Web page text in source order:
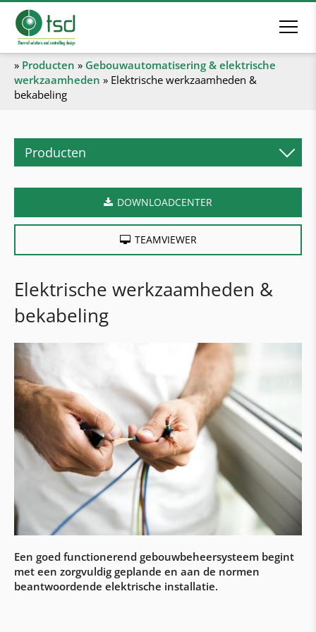
» Producten » Gebouwautomatisering & elektrische
werkzaamheden » Elektrische werkzaamheden &
bekabeling
Producten
Combiketel
Houtsnipperketel
Industriële verwarmingsketel
Verwarmingscontainer
Bufferreservoirs
Premies & subsidies
Woning- en onderstations
Onderstations
Regeling & visualisatie aqo360°
Woningstations
Gebouwautomatisering & elektrische
werkzaamheden
Automatisering met Siemens & Loytec
Bouw van schakelkasten
DOWNLOADCENTER
TEAMVIEWER
Elektrische werkzaamheden &
bekabeling
Een goed functionerend gebouwbeheersysteem begint
met een zorgvuldig geplande en aan de normen
beantwoordende elektrische installatie.